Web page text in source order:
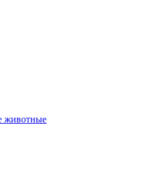
животные